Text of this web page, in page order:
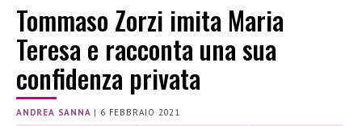
Tommaso Zorzi imita Maria
Teresa e racconta una sua
confidenza privata
ANDREA SANNA | 6 FEBBRAIO 2021